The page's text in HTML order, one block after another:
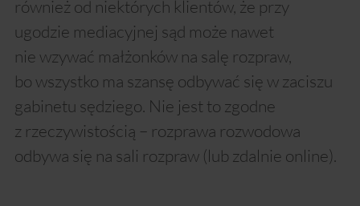
również od niektórych klientów, że przy
ugodzie mediacyjnej sąd może nawet
nie wzywać małżonków na salę rozpraw,
bo wszystko ma szansę odbywać się w zaciszu
gabinetu sędziego. Nie jest to zgodne
z rzeczywistością – rozprawa rozwodowa
odbywa się na sali rozpraw (lub zdalnie online).